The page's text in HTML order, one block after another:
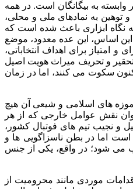
وابسته به بیگانگان است. در همه
توهین به نمادهای ملی و محلی،
نگاه ابزاری باعث شده است که
این اساس، این عده معدود، موضع
امتیاز برای اهداف انتخاباتی،
تحقیر و تحریف میراث هویت اصیل
شبه هویت های مهاجم تورانی و موارد مشابه آن) یا صدها هنجارشکنی ضدملی و ضداسلامی توسط برخی هوادارنماهای تیم مورد نظرشان از سال ۱۳۸۸ تاکنون سکوت می کنند، اما در زمان
های اسلامی و شیعی آن هیچ
توان نقش عوامل خارجی که از هر
و نجیب تیم های فوتبال کشور،
است اما در بطن ناسزاگویی ها و
می شود؛ در واقع، یکی از جنس
ناخوشایند، با اقدامات موردی مانند محرومیت از